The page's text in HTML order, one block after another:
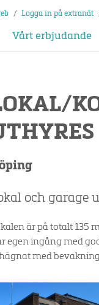
/ Logga in på extranät
Vårt erbjudande
och garage
är på totalt 135
egen ingång med
med